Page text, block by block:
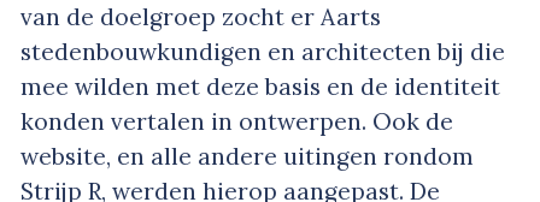
van de doelgroep zocht er Aarts
stedenbouwkundigen en architecten bij die
mee wilden met deze basis en de identiteit
konden vertalen in ontwerpen. Ook de
website, en alle andere uitingen rondom
Strijp R, werden hierop aangepast. De